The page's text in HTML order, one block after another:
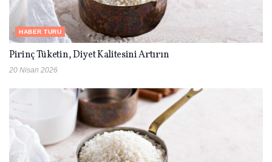
HABER TURU
Pirinç Tüketin, Diyet Kalitesini Artırın
20 Nisan 2026